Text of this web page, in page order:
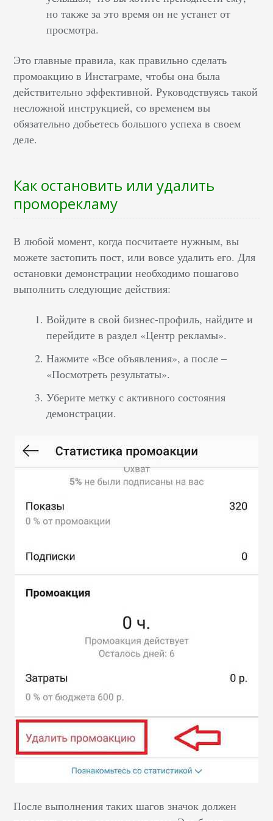
но также за это время он не устанет от
просмотра.
Это главные правила, как правильно сделать
промоакцию в Инстаграме, чтобы она была
действительно эффективной. Руководствуясь такой
несложной инструкцией, со временем вы
обязательно добьетесь большого успеха в своем
деле.
Как остановить или удалить
проморекламу
В любой момент, когда посчитаете нужным, вы
можете застопить пост, или вовсе удалить его. Для
остановки демонстрации необходимо пошагово
выполнить следующие действия:
Войдите в свой бизнес-профиль, найдите и
перейдите в раздел «Центр рекламы».
Нажмите «Все объявления», а после –
«Посмотреть результаты».
Уберите метку с активного состояния
демонстрации.
После выполнения таких шагов значок должен